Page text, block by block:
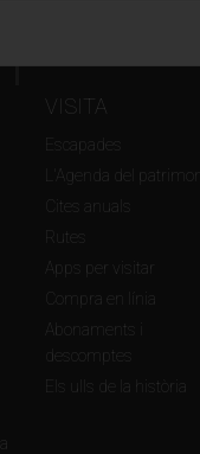
VISITA
Escapades
L'Agenda del patrimoni
Cites anuals
Rutes
Apps per visitar
Compra en línia
Abonaments i
descomptes
Els ulls de la història